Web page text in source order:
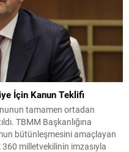
İçin Kanun Teklifi
tamamen ortadan
TBMM Başkanlığına
bütünleşmesini amaçlayan
milletvekilinin imzasıyla